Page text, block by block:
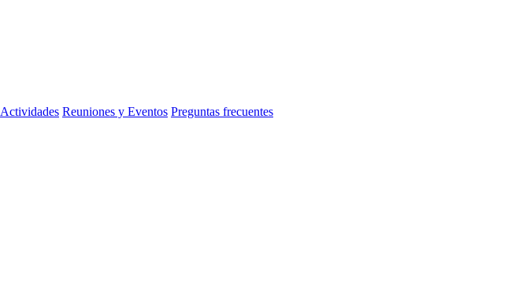
Actividades Reuniones y Eventos Preguntas frecuentes